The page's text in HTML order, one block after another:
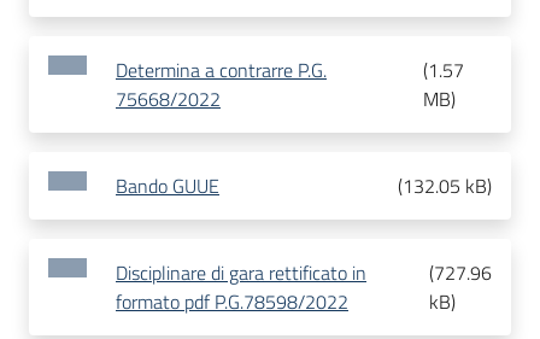
Determina a contrarre P.G.
75668/2022
(1.57
MB)
Bando GUUE (132.05 kB)
Disciplinare di gara rettificato in
formato pdf P.G.78598/2022
(727.96
kB)